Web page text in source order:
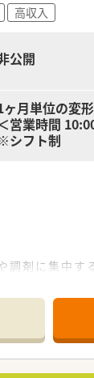
導といった
お薬の配達
前線で薬剤
い、ヒュー
宅医療に関
定しており
高収入
公開
ヶ月単位の変
営業時間
シフト制
調剤に集中す